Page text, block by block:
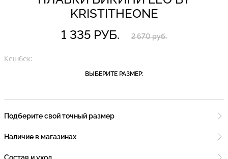
KRISTITHEONE
1 335 РУБ.
2 670 руб.
Кешбек:
ВЫБЕРИТЕ РАЗМЕР:
Подберите свой точный размер
Наличие в магазинах